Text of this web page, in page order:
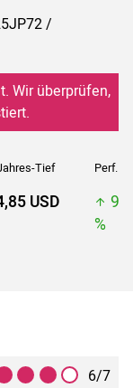
/
Wir überprüfen,
Tief Perf. 5J
USD
%
6/7